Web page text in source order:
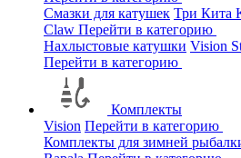
Смазки для катушек Три Кита
Claw Перейти в категорию
Нахлыстовые катушки Vision
Перейти в категорию
Комплекты
Vision Перейти в категорию
Комплекты для зимней